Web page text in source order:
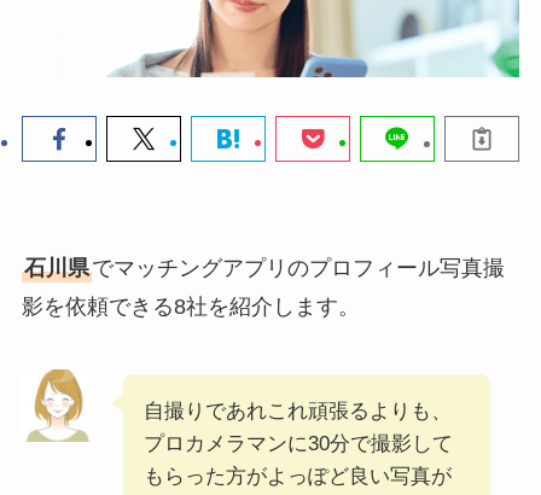
石川県でマッチングアプリのプロフィール写真撮
影を依頼できる8社を紹介します。
自撮りであれこれ頑張るよりも、
プロカメラマンに30分で撮影して
もらった方がよっぽど良い写真が